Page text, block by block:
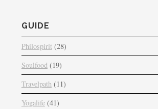
GUIDE
Philospirit (28)
Soulfood (19)
Travelpath (11)
Yogalife(41)